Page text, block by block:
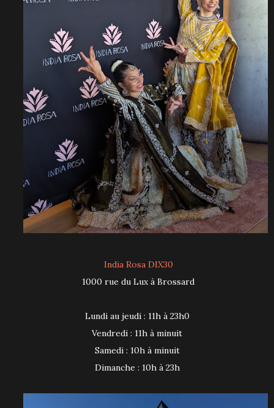
India Rosa DIX30
1000 rue du Lux à Brossard
Lundi au jeudi : 11h à 23h0
Vendredi : 11h à minuit
Samedi : 10h à minuit
Dimanche : 10h à 23h